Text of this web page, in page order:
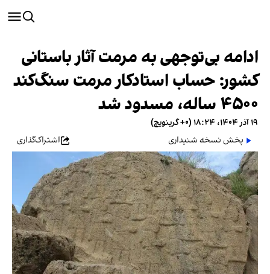
ادامه بی‌توجهی به مرمت آثار باستانی
کشور: حساب استادکار مرمت سنگ‌کند
۴۵۰۰ ساله، مسدود شد
۱۹ آذر ۱۴۰۴، ۱۸:۲۴ (‎+۰ گرینویچ)
پخش نسخه شنیداری
اشتراک‌گذاری